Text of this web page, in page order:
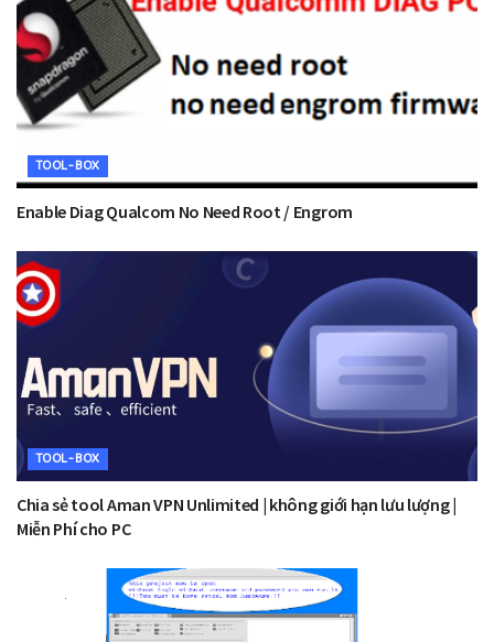
TOOL-BOX
Enable Diag Qualcom No Need Root / Engrom
TOOL-BOX
Chia sẻ tool Aman VPN Unlimited | không giới hạn lưu lượng |
Miễn Phí cho PC